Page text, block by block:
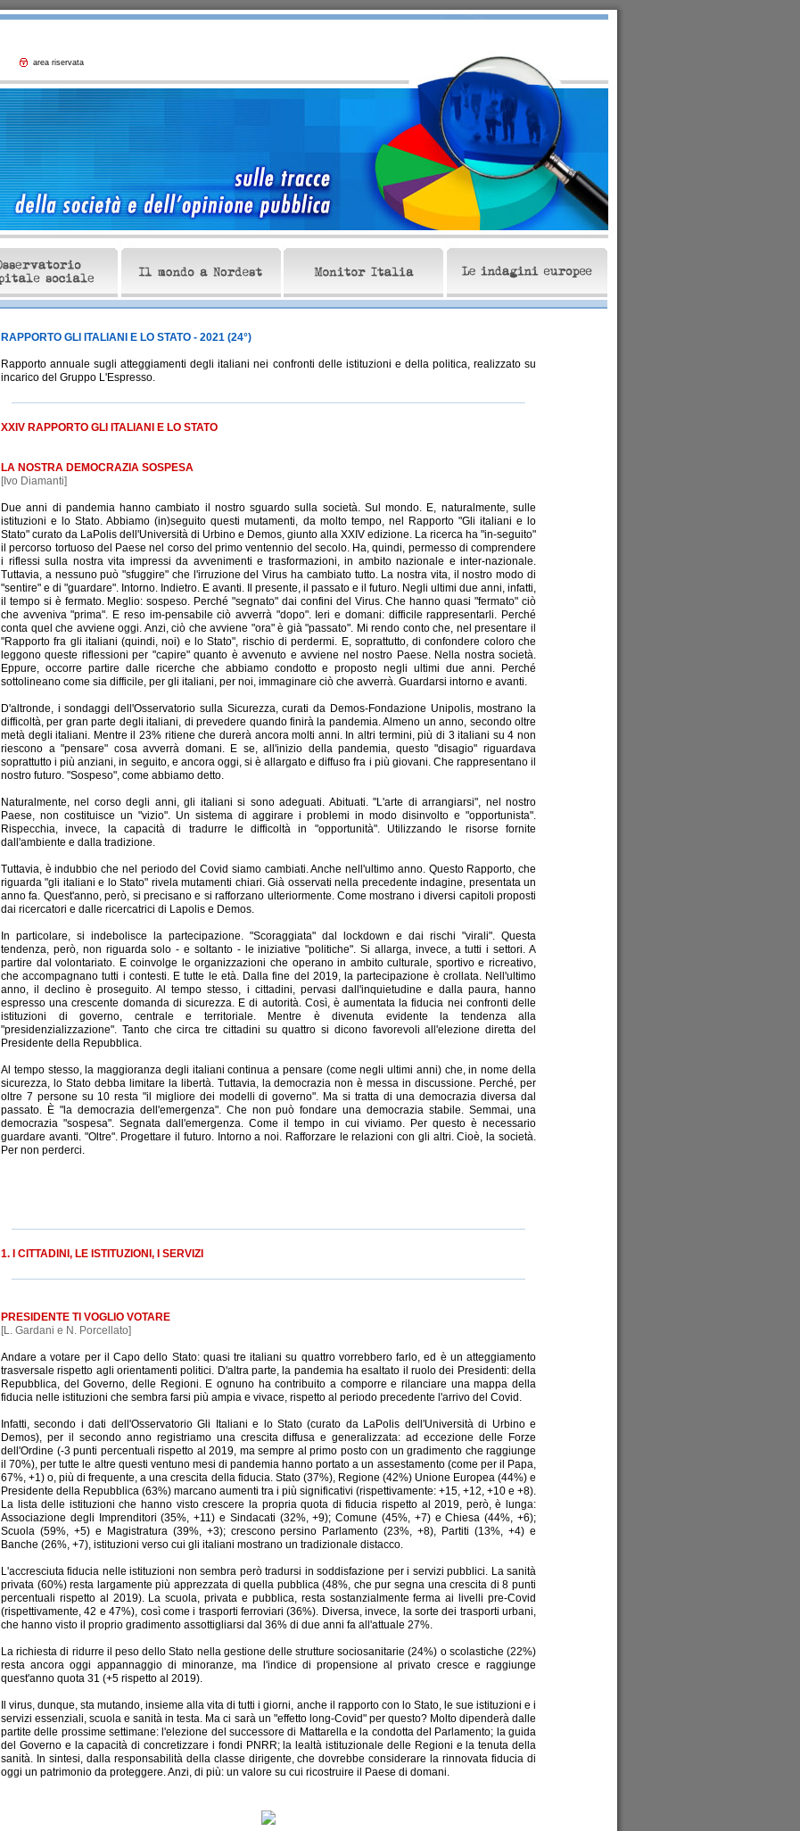
area riservata
RAPPORTO GLI ITALIANI E LO STATO - 2021 (24°)
Rapporto annuale sugli atteggiamenti degli italiani nei confronti delle istituzioni e della politica, realizzato su
incarico del Gruppo L'Espresso.
XXIV RAPPORTO GLI ITALIANI E LO STATO
LA NOSTRA DEMOCRAZIA SOSPESA
[Ivo Diamanti]
Due anni di pandemia hanno cambiato il nostro sguardo sulla società. Sul mondo. E, naturalmente, sulle
istituzioni e lo Stato. Abbiamo (in)seguito questi mutamenti, da molto tempo, nel Rapporto "Gli italiani e lo
Stato" curato da LaPolis dell'Università di Urbino e Demos, giunto alla XXIV edizione. La ricerca ha "in-seguito"
il percorso tortuoso del Paese nel corso del primo ventennio del secolo. Ha, quindi, permesso di comprendere
i riflessi sulla nostra vita impressi da avvenimenti e trasformazioni, in ambito nazionale e inter-nazionale.
Tuttavia, a nessuno può "sfuggire" che l'irruzione del Virus ha cambiato tutto. La nostra vita, il nostro modo di
"sentire" e di "guardare". Intorno. Indietro. E avanti. Il presente, il passato e il futuro. Negli ultimi due anni, infatti,
il tempo si è fermato. Meglio: sospeso. Perché "segnato" dai confini del Virus. Che hanno quasi "fermato" ciò
che avveniva "prima". E reso im-pensabile ciò avverrà "dopo". Ieri e domani: difficile rappresentarli. Perché
conta quel che avviene oggi. Anzi, ciò che avviene "ora" è già "passato". Mi rendo conto che, nel presentare il
"Rapporto fra gli italiani (quindi, noi) e lo Stato", rischio di perdermi. E, soprattutto, di confondere coloro che
leggono queste riflessioni per "capire" quanto è avvenuto e avviene nel nostro Paese. Nella nostra società.
Eppure, occorre partire dalle ricerche che abbiamo condotto e proposto negli ultimi due anni. Perché
sottolineano come sia difficile, per gli italiani, per noi, immaginare ciò che avverrà. Guardarsi intorno e avanti.
D'altronde, i sondaggi dell'Osservatorio sulla Sicurezza, curati da Demos-Fondazione Unipolis, mostrano la
difficoltà, per gran parte degli italiani, di prevedere quando finirà la pandemia. Almeno un anno, secondo oltre
metà degli italiani. Mentre il 23% ritiene che durerà ancora molti anni. In altri termini, più di 3 italiani su 4 non
riescono a "pensare" cosa avverrà domani. E se, all'inizio della pandemia, questo "disagio" riguardava
soprattutto i più anziani, in seguito, e ancora oggi, si è allargato e diffuso fra i più giovani. Che rappresentano il
nostro futuro. "Sospeso", come abbiamo detto.
Naturalmente, nel corso degli anni, gli italiani si sono adeguati. Abituati. "L'arte di arrangiarsi", nel nostro
Paese, non costituisce un "vizio". Un sistema di aggirare i problemi in modo disinvolto e "opportunista".
Rispecchia, invece, la capacità di tradurre le difficoltà in "opportunità". Utilizzando le risorse fornite
dall'ambiente e dalla tradizione.
Tuttavia, è indubbio che nel periodo del Covid siamo cambiati. Anche nell'ultimo anno. Questo Rapporto, che
riguarda "gli italiani e lo Stato" rivela mutamenti chiari. Già osservati nella precedente indagine, presentata un
anno fa. Quest'anno, però, si precisano e si rafforzano ulteriormente. Come mostrano i diversi capitoli proposti
dai ricercatori e dalle ricercatrici di Lapolis e Demos.
In particolare, si indebolisce la partecipazione. "Scoraggiata" dal lockdown e dai rischi "virali". Questa
tendenza, però, non riguarda solo - e soltanto - le iniziative "politiche". Si allarga, invece, a tutti i settori. A
partire dal volontariato. E coinvolge le organizzazioni che operano in ambito culturale, sportivo e ricreativo,
che accompagnano tutti i contesti. E tutte le età. Dalla fine del 2019, la partecipazione è crollata. Nell'ultimo
anno, il declino è proseguito. Al tempo stesso, i cittadini, pervasi dall'inquietudine e dalla paura, hanno
espresso una crescente domanda di sicurezza. E di autorità. Così, è aumentata la fiducia nei confronti delle
istituzioni di governo, centrale e territoriale. Mentre è divenuta evidente la tendenza alla
"presidenzializzazione". Tanto che circa tre cittadini su quattro si dicono favorevoli all'elezione diretta del
Presidente della Repubblica.
Al tempo stesso, la maggioranza degli italiani continua a pensare (come negli ultimi anni) che, in nome della
sicurezza, lo Stato debba limitare la libertà. Tuttavia, la democrazia non è messa in discussione. Perché, per
oltre 7 persone su 10 resta "il migliore dei modelli di governo". Ma si tratta di una democrazia diversa dal
passato. È "la democrazia dell'emergenza". Che non può fondare una democrazia stabile. Semmai, una
democrazia "sospesa". Segnata dall'emergenza. Come il tempo in cui viviamo. Per questo è necessario
guardare avanti. "Oltre". Progettare il futuro. Intorno a noi. Rafforzare le relazioni con gli altri. Cioè, la società.
Per non perderci.
1. I CITTADINI, LE ISTITUZIONI, I SERVIZI
PRESIDENTE TI VOGLIO VOTARE
[L. Gardani e N. Porcellato]
Andare a votare per il Capo dello Stato: quasi tre italiani su quattro vorrebbero farlo, ed è un atteggiamento
trasversale rispetto agli orientamenti politici. D'altra parte, la pandemia ha esaltato il ruolo dei Presidenti: della
Repubblica, del Governo, delle Regioni. E ognuno ha contribuito a comporre e rilanciare una mappa della
fiducia nelle istituzioni che sembra farsi più ampia e vivace, rispetto al periodo precedente l'arrivo del Covid.
Infatti, secondo i dati dell'Osservatorio Gli Italiani e lo Stato (curato da LaPolis dell'Università di Urbino e
Demos), per il secondo anno registriamo una crescita diffusa e generalizzata: ad eccezione delle Forze
dell'Ordine (-3 punti percentuali rispetto al 2019, ma sempre al primo posto con un gradimento che raggiunge
il 70%), per tutte le altre questi ventuno mesi di pandemia hanno portato a un assestamento (come per il Papa,
67%, +1) o, più di frequente, a una crescita della fiducia. Stato (37%), Regione (42%) Unione Europea (44%) e
Presidente della Repubblica (63%) marcano aumenti tra i più significativi (rispettivamente: +15, +12, +10 e +8).
La lista delle istituzioni che hanno visto crescere la propria quota di fiducia rispetto al 2019, però, è lunga:
Associazione degli Imprenditori (35%, +11) e Sindacati (32%, +9); Comune (45%, +7) e Chiesa (44%, +6);
Scuola (59%, +5) e Magistratura (39%, +3); crescono persino Parlamento (23%, +8), Partiti (13%, +4) e
Banche (26%, +7), istituzioni verso cui gli italiani mostrano un tradizionale distacco.
L'accresciuta fiducia nelle istituzioni non sembra però tradursi in soddisfazione per i servizi pubblici. La sanità
privata (60%) resta largamente più apprezzata di quella pubblica (48%, che pur segna una crescita di 8 punti
percentuali rispetto al 2019). La scuola, privata e pubblica, resta sostanzialmente ferma ai livelli pre-Covid
(rispettivamente, 42 e 47%), così come i trasporti ferroviari (36%). Diversa, invece, la sorte dei trasporti urbani,
che hanno visto il proprio gradimento assottigliarsi dal 36% di due anni fa all'attuale 27%.
La richiesta di ridurre il peso dello Stato nella gestione delle strutture sociosanitarie (24%) o scolastiche (22%)
resta ancora oggi appannaggio di minoranze, ma l'indice di propensione al privato cresce e raggiunge
quest'anno quota 31 (+5 rispetto al 2019).
Il virus, dunque, sta mutando, insieme alla vita di tutti i giorni, anche il rapporto con lo Stato, le sue istituzioni e i
servizi essenziali, scuola e sanità in testa. Ma ci sarà un "effetto long-Covid" per questo? Molto dipenderà dalle
partite delle prossime settimane: l'elezione del successore di Mattarella e la condotta del Parlamento; la guida
del Governo e la capacità di concretizzare i fondi PNRR; la lealtà istituzionale delle Regioni e la tenuta della
sanità. In sintesi, dalla responsabilità della classe dirigente, che dovrebbe considerare la rinnovata fiducia di
oggi un patrimonio da proteggere. Anzi, di più: un valore su cui ricostruire il Paese di domani.